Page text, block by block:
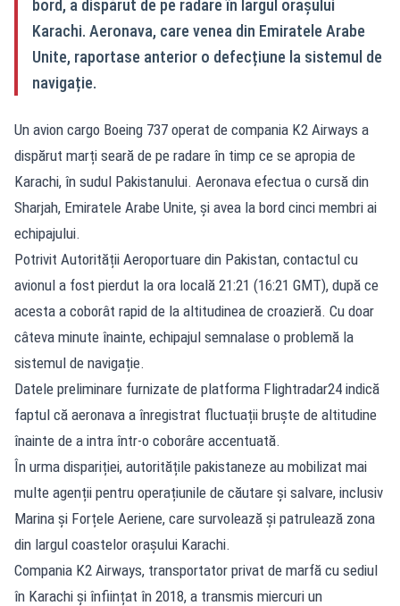
bord, a dispărut de pe radare în largul orașului
Karachi. Aeronava, care venea din Emiratele Arabe
Unite, raportase anterior o defecțiune la sistemul de
navigație.
Un avion cargo Boeing 737 operat de compania K2 Airways a
dispărut marți seară de pe radare în timp ce se apropia de
Karachi, în sudul Pakistanului. Aeronava efectua o cursă din
Sharjah, Emiratele Arabe Unite, și avea la bord cinci membri ai
echipajului.
Potrivit Autorității Aeroportuare din Pakistan, contactul cu
avionul a fost pierdut la ora locală 21:21 (16:21 GMT), după ce
acesta a coborât rapid de la altitudinea de croazieră. Cu doar
câteva minute înainte, echipajul semnalase o problemă la
sistemul de navigație.
Datele preliminare furnizate de platforma Flightradar24 indică
faptul că aeronava a înregistrat fluctuații bruște de altitudine
înainte de a intra într-o coborâre accentuată.
În urma dispariției, autoritățile pakistaneze au mobilizat mai
multe agenții pentru operațiunile de căutare și salvare, inclusiv
Marina și Forțele Aeriene, care survolează și patrulează zona
din largul coastelor orașului Karachi.
Compania K2 Airways, transportator privat de marfă cu sediul
în Karachi și înființat în 2018, a transmis miercuri un